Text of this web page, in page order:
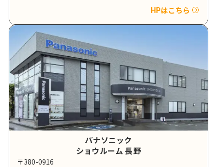
HPはこちら
パナソニック
ショウルーム 長野
〒380-0916